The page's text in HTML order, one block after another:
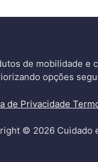
de mobilidade
opções
de Privacidade
© 2026 Cuidado